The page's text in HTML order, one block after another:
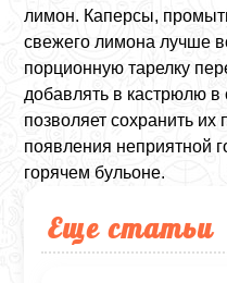
лимон. Каперсы,
свежего лимона лучше
порционную тарелку
добавлять в кастрюлю
позволяет сохранить их
появления неприятной
горячем бульоне.
Еще статьи